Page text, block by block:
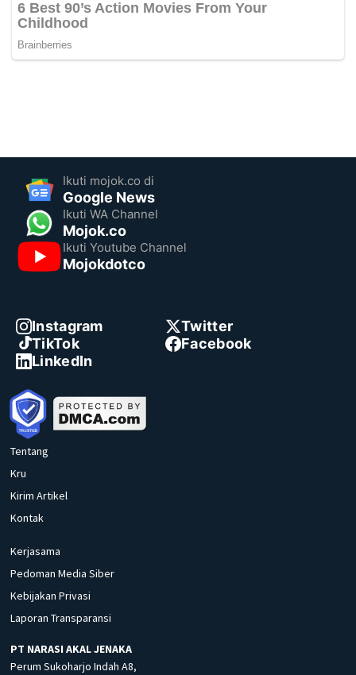
Ikuti mojok.co di
Google News
Ikuti WA Channel
Mojok.co
Ikuti Youtube Channel
Mojokdotco
Instagram
Twitter
TikTok
Facebook
LinkedIn
Tentang
Kru
Kirim Artikel
Kontak
Kerjasama
Pedoman Media Siber
Kebijakan Privasi
Laporan Transparansi
PT NARASI AKAL JENAKA
Perum Sukoharjo Indah A8,